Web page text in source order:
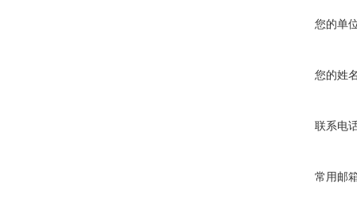
您的单
您的姓
联系电
常用邮